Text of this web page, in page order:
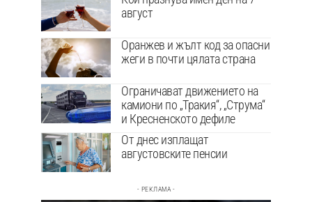
август
Оранжев и жълт код за опасни
жеги в почти цялата страна
Ограничават движението на
камиони по „Тракия“, „Струма“
и Кресненското дефиле
От днес изплащат
августовските пенсии
- РЕКЛАМА -